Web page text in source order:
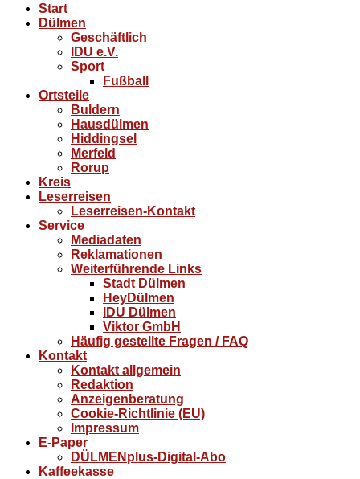
Start
Dülmen
Geschäftlich
IDU e.V.
Sport
Fußball
Ortsteile
Buldern
Hausdülmen
Hiddingsel
Merfeld
Rorup
Kreis
Leserreisen
Leserreisen-Kontakt
Service
Mediadaten
Reklamationen
Weiterführende Links
Stadt Dülmen
HeyDülmen
IDU Dülmen
Viktor GmbH
Häufig gestellte Fragen / FAQ
Kontakt
Kontakt allgemein
Redaktion
Anzeigenberatung
Cookie-Richtlinie (EU)
Impressum
E-Paper
DÜLMENplus-Digital-Abo
Kaffeekasse